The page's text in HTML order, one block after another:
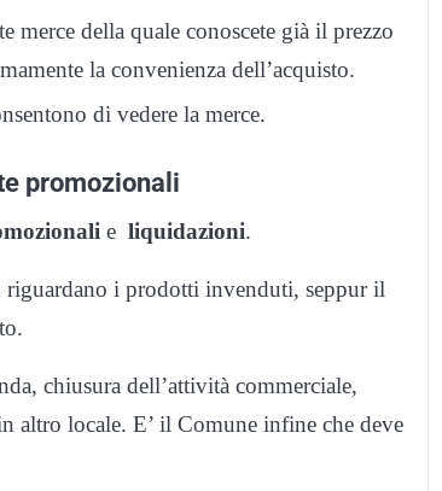
merce della quale conoscete già il prezzo
la convenienza dell’acquisto.
di vedere la merce.
promozionali
e liquidazioni.
riguardano i prodotti invenduti, seppur il
chiusura dell’attività commerciale,
altro locale. E’ il Comune infine che deve